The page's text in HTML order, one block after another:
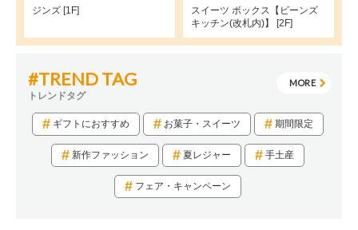
ジンズ [1F]
スイーツ ボックス【ビーンズ
キッチン(改札内)】 [2F]
#TREND TAG
トレンドタグ
MORE
ギフトにおすすめ お菓子・スイーツ 期間限定
新作ファッション 夏レジャー 手土産
フェア・キャンペーン